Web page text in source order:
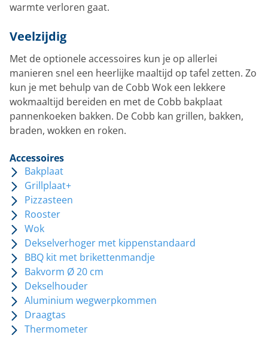
warmte verloren gaat.
Veelzijdig
Met de optionele accessoires kun je op allerlei
manieren snel een heerlijke maaltijd op tafel zetten. Zo
kun je met behulp van de Cobb Wok een lekkere
wokmaaltijd bereiden en met de Cobb bakplaat
pannenkoeken bakken. De Cobb kan grillen, bakken,
braden, wokken en roken.
Accessoires
Bakplaat
Grillplaat+
Pizzasteen
Rooster
Wok
Dekselverhoger met kippenstandaard
BBQ kit met brikettenmandje
Bakvorm Ø 20 cm
Dekselhouder
Aluminium wegwerpkommen
Draagtas
Thermometer